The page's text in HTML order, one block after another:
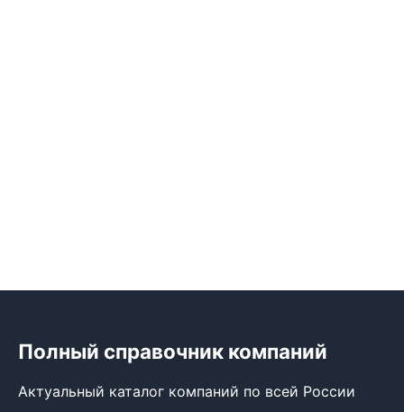
Полный справочник компаний
Актуальный каталог компаний по всей России